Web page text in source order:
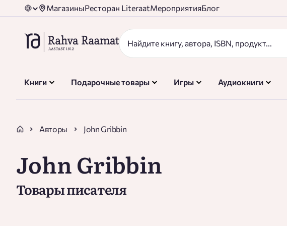
МагазиныРесторан LiteraatМероприятияБлог
Книги Подарочные товары Игры Аудиокниги
Авторы John Gribbin
John Gribbin
Товары писателя